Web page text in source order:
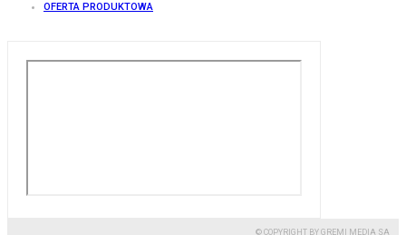
OFERTA PRODUKTOWA
© COPYRIGHT BY GREMI MEDIA SA